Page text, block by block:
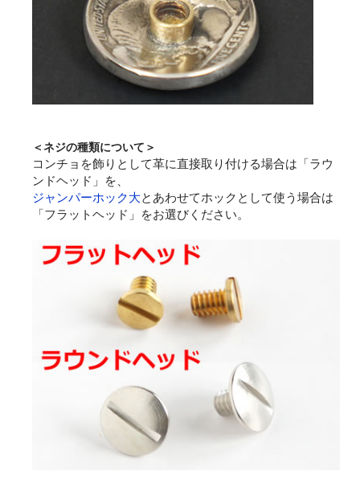
＜ネジの種類について＞
コンチョを飾りとして革に直接取り付ける場合は「ラウ
ンドヘッド」を、
ジャンパーホック大とあわせてホックとして使う場合は
「フラットヘッド」をお選びください。